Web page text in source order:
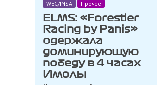
WEC/IMSA Прочее
ELMS: «Forestier
Racing by Panis»
одержала
доминирующую
победу в 4 часах
Имолы